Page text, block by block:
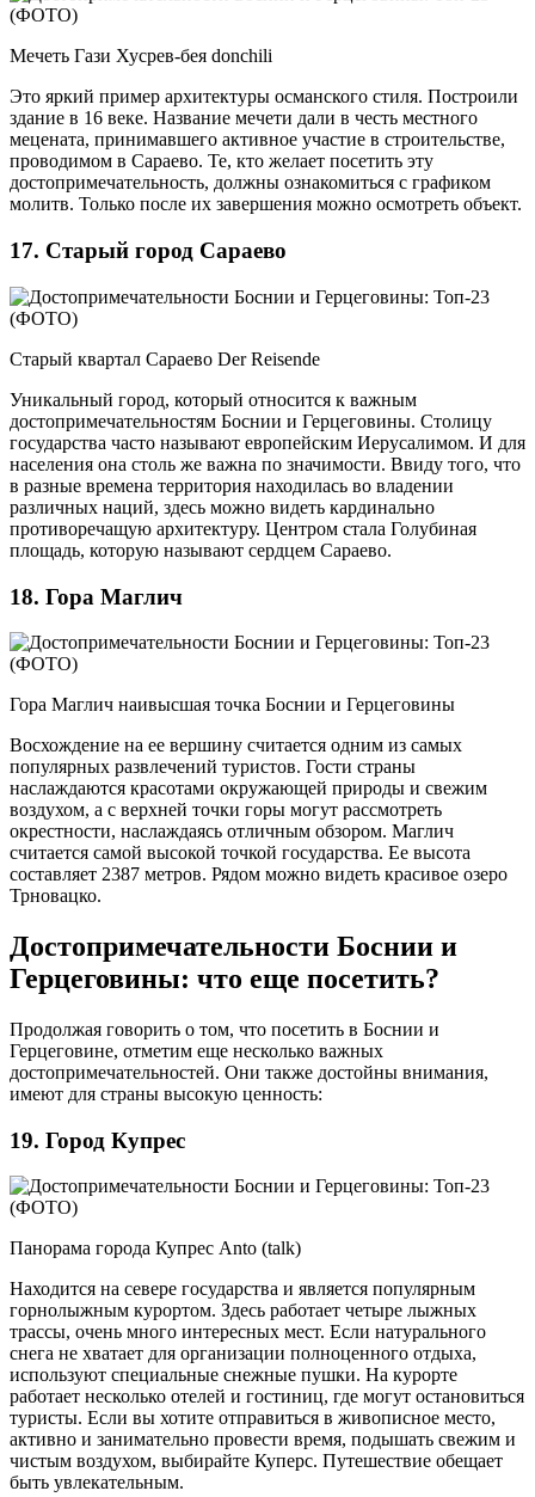
Мечеть Гази Хусрев-бея donchili
Это яркий пример архитектуры османского стиля. Построили
здание в 16 веке. Название мечети дали в честь местного
мецената, принимавшего активное участие в строительстве,
проводимом в Сараево. Те, кто желает посетить эту
достопримечательность, должны ознакомиться с графиком
молитв. Только после их завершения можно осмотреть объект.
17. Старый город Сараево
Старый квартал Сараево Der Reisende
Уникальный город, который относится к важным
достопримечательностям Боснии и Герцеговины. Столицу
государства часто называют европейским Иерусалимом. И для
населения она столь же важна по значимости. Ввиду того, что
в разные времена территория находилась во владении
различных наций, здесь можно видеть кардинально
противоречащую архитектуру. Центром стала Голубиная
площадь, которую называют сердцем Сараево.
18. Гора Маглич
Гора Маглич наивысшая точка Боснии и Герцеговины
Восхождение на ее вершину считается одним из самых
популярных развлечений туристов. Гости страны
наслаждаются красотами окружающей природы и свежим
воздухом, а с верхней точки горы могут рассмотреть
окрестности, наслаждаясь отличным обзором. Маглич
считается самой высокой точкой государства. Ее высота
составляет 2387 метров. Рядом можно видеть красивое озеро
Трновацко.
Достопримечательности Боснии и
Герцеговины: что еще посетить?
Продолжая говорить о том, что посетить в Боснии и
Герцеговине, отметим еще несколько важных
достопримечательностей. Они также достойны внимания,
имеют для страны высокую ценность:
19. Город Купрес
Панорама города Купрес Anto (talk)
Находится на севере государства и является популярным
горнолыжным курортом. Здесь работает четыре лыжных
трассы, очень много интересных мест. Если натурального
снега не хватает для организации полноценного отдыха,
используют специальные снежные пушки. На курорте
работает несколько отелей и гостиниц, где могут остановиться
туристы. Если вы хотите отправиться в живописное место,
активно и занимательно провести время, подышать свежим и
чистым воздухом, выбирайте Куперс. Путешествие обещает
быть увлекательным.